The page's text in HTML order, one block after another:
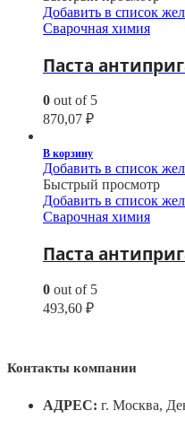
Добавить в список
Сварочная химия
Паста
0 out of 5
870,07 ₽
В корзину
Добавить в список
Быстрый просмотр
Добавить в список
Сварочная химия
Паста
0 out of 5
493,60 ₽
Контакты компании
АДРЕС: г. Москва,